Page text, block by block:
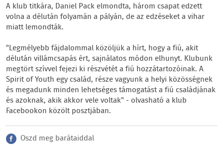
A klub titkára, Daniel Pack elmondta, három csapat edzett
volna a délután folyamán a pályán, de az edzéseket a vihar
miatt lemondták.
"Legmélyebb fájdalommal közöljük a hírt, hogy a fiú, akit
délután villámcsapás ért, sajnálatos módon elhunyt. Klubunk
megtört szívvel fejezi ki részvétét a fiú hozzátartozóinak. A
Spirit of Youth egy család, része vagyunk a helyi közösségnek
és megadunk minden lehetséges támogatást a fiú családjának
és azoknak, akik akkor vele voltak" - olvasható a klub
Facebookon közölt posztjában.
Oszd meg barátaiddal